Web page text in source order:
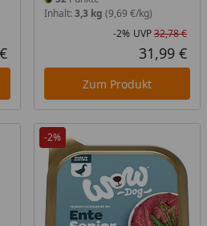
Aktueller Preis
Inhalt: 3,3 kg (9,69 €/kg)
-2% UVP32,78 €
31,99 €
Zum Produkt
-2%